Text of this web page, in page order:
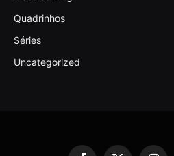
Quadrinhos
Séries
Uncategorized